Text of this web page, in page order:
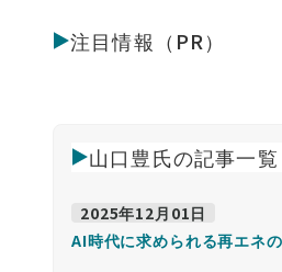
注目情報（PR）
山口豊氏の記事一覧
2025年12月01日
AI時代に求められる再エネ